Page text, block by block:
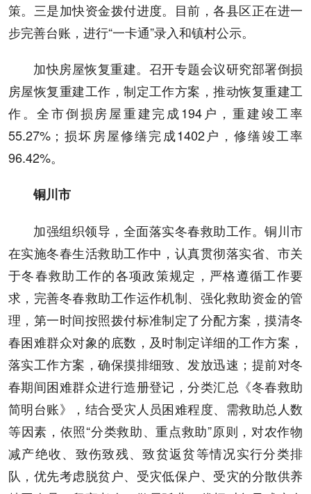
策。三是加快资金拨付进度。目前，各县区正在进一
步完善台账，进行“一卡通”录入和镇村公示。
加快房屋恢复重建。召开专题会议研究部署倒损
房屋恢复重建工作，制定工作方案，推动恢复重建工
作。全市倒损房屋重建完成194户，重建竣工率
55.27%；损坏房屋修缮完成1402户，修缮竣工率
96.42%。
铜川市
加强组织领导，全面落实冬春救助工作。铜川市
在实施冬春生活救助工作中，认真贯彻落实省、市关
于冬春救助工作的各项政策规定，严格遵循工作要
求，完善冬春救助工作运作机制、强化救助资金的管
理，第一时间按照拨付标准制定了分配方案，摸清冬
春困难群众对象的底数，及时制定详细的工作方案，
落实工作方案，确保摸排细致、发放迅速；提前对冬
春期间困难群众进行造册登记，分类汇总《冬春救助
简明台账》，结合受灾人员困难程度、需救助总人数
等因素，依照“分类救助、重点救助”原则，对农作物
减产绝收、致伤致残、致贫返贫等情况实行分类排
队，优先考虑脱贫户、受灾低保户、受灾的分散供养